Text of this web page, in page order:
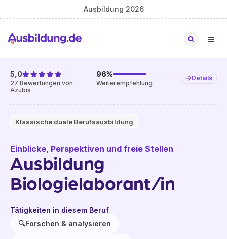
Ausbildung 2026
Klassische duale Berufsausbildung
5,0
27 Bewertungen von
Azubis
96%
Weiterempfehlung
Details
Einblicke, Perspektiven und freie Stellen
Ausbildung
Biologielaborant/in
Tätigkeiten in diesem Beruf
🔍Forschen & analysieren